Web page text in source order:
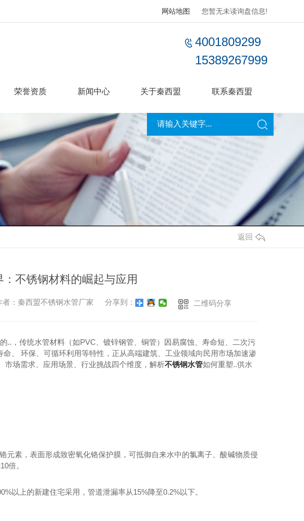
您暂无未读询盘信息!
网站地图
4001809299
15389267999
荣誉资质 新闻中心 关于秦西盟 联系秦西盟
返回
不锈钢材料的崛起与应用
：秦西盟不锈钢水管厂家 分享到： 二维码分享
..，传统水管材料（如PVC、镀锌钢管、铜管）因易腐蚀、寿命短、二次污
、 环保、可循环利用等特性，正从高端建筑、工业领域向民用市场加速渗
市场需求、应用场景、行业挑战四个维度，解析不锈钢水管如何重塑..供水
元素，表面形成致密氧化铬保护膜，可抵御自来水中的氯离子、酸碱物质侵
倍。
以上的新建住宅采用，管道泄漏率从15%降至0.2%以下。